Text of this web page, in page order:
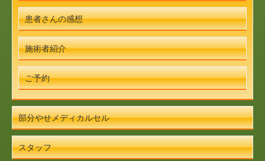
患者さんの感想
施術者紹介
ご予約
部分やせメディカルセル
スタッフ